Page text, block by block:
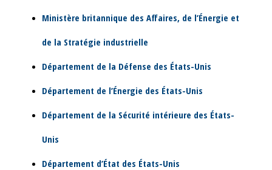
Ministère britannique des Affaires, de l’Énergie et
de la Stratégie industrielle
Département de la Défense des États-Unis
Département de l’Énergie des États-Unis
Département de la Sécurité intérieure des États-
Unis
Département d’État des États-Unis